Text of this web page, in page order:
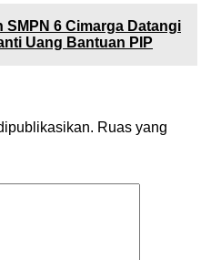
SMPN 6 Cimarga Datangi
Uang Bantuan PIP
Ruas yang